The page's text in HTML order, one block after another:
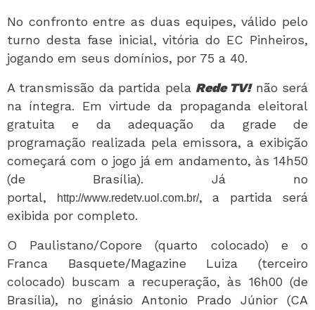
No confronto entre as duas equipes, válido pelo
turno desta fase inicial, vitória do EC Pinheiros,
jogando em seus domínios, por 75 a 40.
A transmissão da partida pela Rede TV!não será
na íntegra. Em virtude da propaganda eleitoral
gratuita e da adequação da grade de
programação realizada pela emissora, a exibição
começará com o jogo já em andamento, às 14h50
(de Brasília). Já no
portal,
http://www.redetv.uol.com.br/, a partida será
exibida por completo.
O Paulistano/Copore (quarto colocado) e o
Franca Basquete/Magazine Luiza (terceiro
colocado) buscam a recuperação, às 16h00 (de
Brasília), no ginásio Antonio Prado Júnior (CA